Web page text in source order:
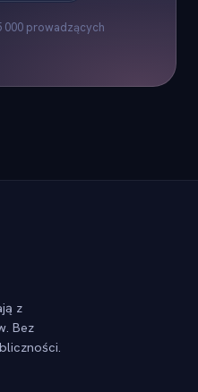
000 prowadzących
z
Bez